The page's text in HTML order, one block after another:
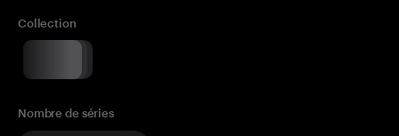
Collection
Nombre de séries